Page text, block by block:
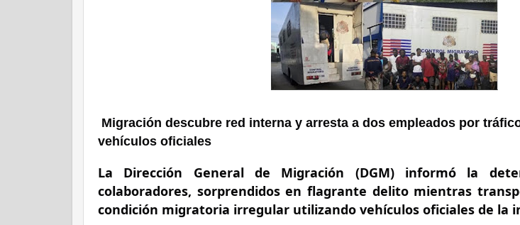
Migración descubre red interna y arresta a dos empleados por
vehículos oficiales
La Dirección General de Migración (DGM) informó la
colaboradores, sorprendidos en flagrante delito mientras
condición migratoria irregular utilizando vehículos oficiales de la